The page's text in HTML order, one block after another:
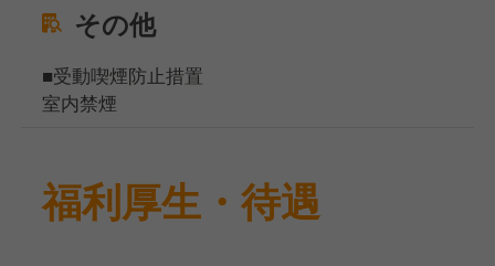
その他
■受動喫煙防止措置
室内禁煙
福利厚生・待遇